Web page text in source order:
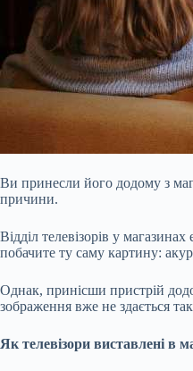
Ви принесли його додому з
причини.
Відділ телевізорів у
побачите ту саму картину:
Однак, принісши пристрій
зображення вже не здається
Як телевізори виставлені в